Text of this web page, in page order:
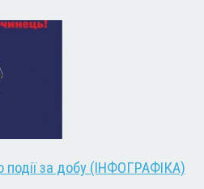
події за добу (ІНФОГРАФІКА)